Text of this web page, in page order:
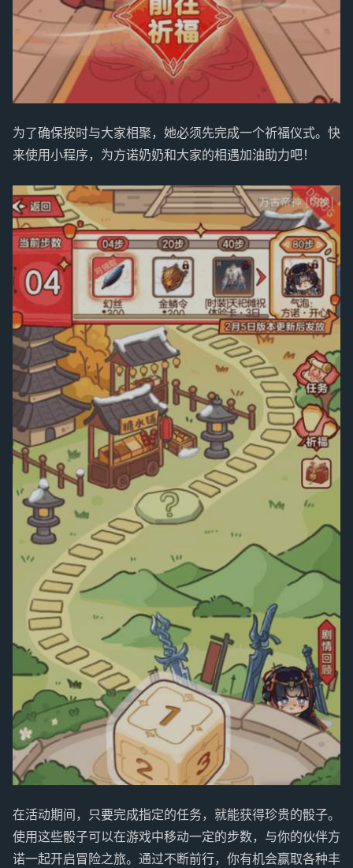
为了确保按时与大家相聚，她必须先完成一个祈福仪式。快
来使用小程序，为方诺奶奶和大家的相遇加油助力吧！
在活动期间，只要完成指定的任务，就能获得珍贵的骰子。
使用这些骰子可以在游戏中移动一定的步数，与你的伙伴方
诺一起开启冒险之旅。通过不断前行，你有机会赢取各种丰